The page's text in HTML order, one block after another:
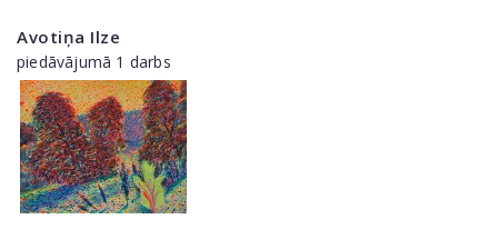
Avotiņa Ilze
piedāvājumā 1 darbs